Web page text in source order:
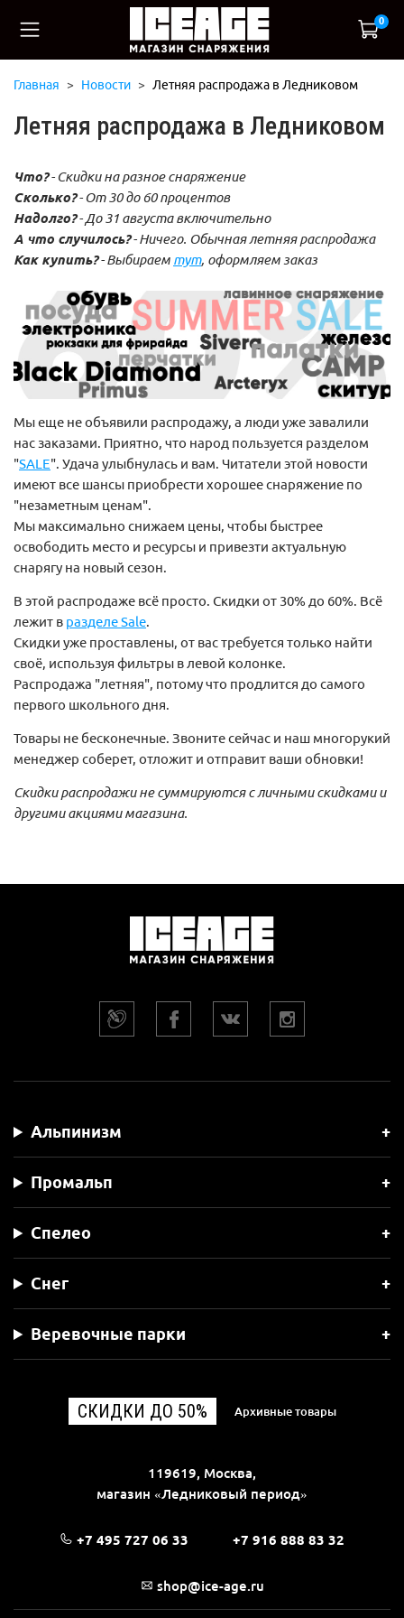
0
Главная Новости Летняя распродажа в Ледниковом
Летняя распродажа в Ледниковом
Что?- Скидки на разное снаряжение
Сколько?- От 30 до 60 процентов
Надолго?- До 31 августа включительно
А что случилось?- Ничего. Обычная летняя распродажа
Как купить?- Выбираем тут, оформляем заказ
Мы еще не объявили распродажу, а люди уже завалили
нас заказами. Приятно, что народ пользуется разделом
"SALE". Удача улыбнулась и вам. Читатели этой новости
имеют все шансы приобрести хорошее снаряжение по
"незаметным ценам".
Мы максимально снижаем цены, чтобы быстрее
освободить место и ресурсы и привезти актуальную
снарягу на новый сезон.
В этой распродаже всё просто. Скидки от 30% до 60%. Всё
лежит в разделе Sale.
Скидки уже проставлены, от вас требуется только найти
своё, используя фильтры в левой колонке.
Распродажа "летняя", потому что продлится до самого
первого школьного дня.
Товары не бесконечные. Звоните сейчас и наш многорукий
менеджер соберет, отложит и отправит ваши обновки!
Скидки распродажи не суммируются с личными скидками и
другими акциями магазина.
Альпинизм
Промальп
Спелео
Снег
Веревочные парки
СКИДКИ ДО 50% Архивные товары
119619, Москва,
магазин «Ледниковый период»
+7 495 727 06 33 +7 916 888 83 32
shop@ice-age.ru